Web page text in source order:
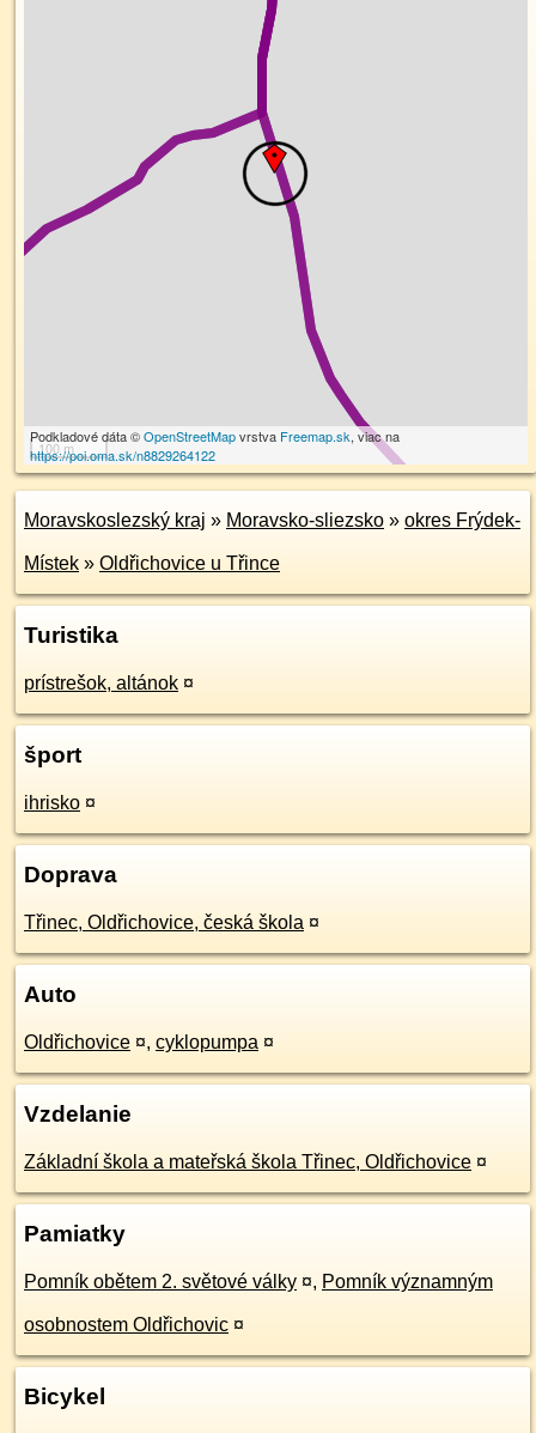
100 m
Podkladové dáta ©OpenStreetMapvrstva Freemap.sk, viac na
https://poi.oma.sk/n8829264122
Moravskoslezský kraj » Moravsko-sliezsko » okres Frýdek-
Místek » Oldřichovice u Třince
Turistika
prístrešok, altánok ¤
šport
ihrisko ¤
Doprava
Třinec, Oldřichovice, česká škola ¤
Auto
Oldřichovice ¤, cyklopumpa ¤
Vzdelanie
Základní škola a mateřská škola Třinec, Oldřichovice ¤
Pamiatky
Pomník obětem 2. světové války ¤, Pomník významným
osobnostem Oldřichovic ¤
Bicykel